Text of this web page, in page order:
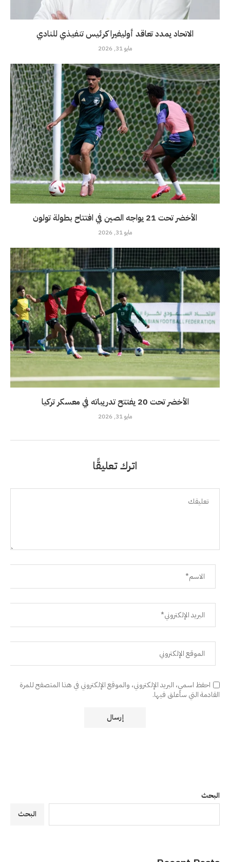
الاتحاد يمدد تعاقد أوليفيرا كرئيس تنفيذي للنادي
مايو 31, 2026
الأخضر تحت 21 يواجه الصين في افتتاح بطولة تولون
مايو 31, 2026
الأخضر تحت 20 يفتتح تدريباته في معسكر تركيا
مايو 31, 2026
اترك تعليقًا
احفظ اسمي، البريد الإلكتروني، والموقع الإلكتروني في هذا المتصفح للمرة
القادمة التي سأعلق فيها.
البحث
البحث